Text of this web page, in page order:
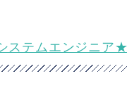
ステムエンジニ